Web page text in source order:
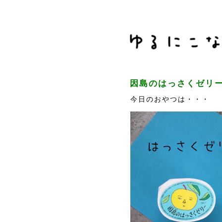
因島のはっさくゼリ
今日のおやつは・・・